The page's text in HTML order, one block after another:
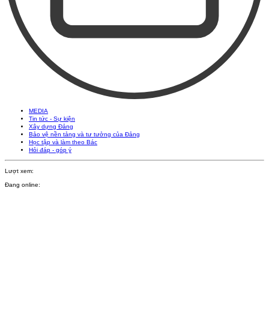
MEDIA
Tin tức - Sự kiện
Xây dựng Đảng
Bảo vệ nền tảng và tư tưởng của Đảng
Học tập và làm theo Bác
Hỏi đáp - góp ý
Lượt xem:
Đang online: